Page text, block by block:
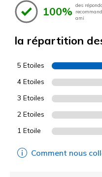
100% des
ami
la répartition
5 Etoiles
4 Etoiles
3 Etoiles
2 Etoiles
1 Etoile
Comment nous